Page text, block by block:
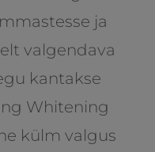
ja
valgendava
kantakse
Whitening
külm valgus